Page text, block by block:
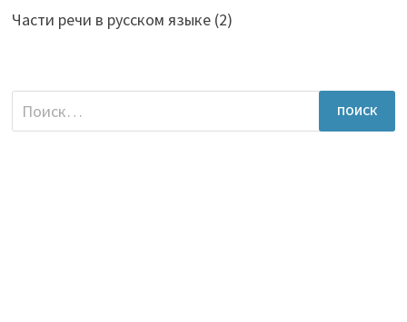
Части речи в русском языке (2)
Найти: